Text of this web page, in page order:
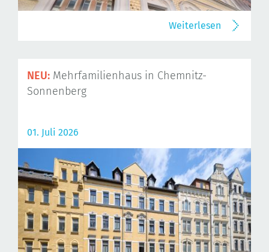
Weiterlesen
NEU: Mehrfamilienhaus in Chemnitz-
Sonnenberg
01. Juli 2026